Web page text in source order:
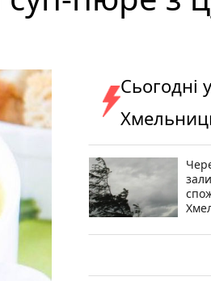
Сьогодні у